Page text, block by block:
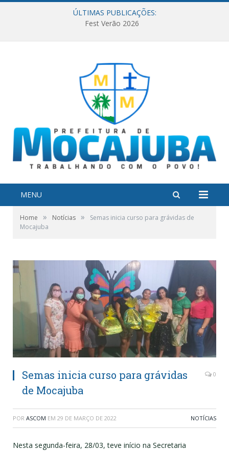
ÚLTIMAS PUBLICAÇÕES:
Fest Verão 2026
MENU
Home » Notícias »
Semas inicia curso para grávidas de
Mocajuba
Semas inicia curso para grávidas
de Mocajuba
0
POR ASCOM EM 29 DE MARÇO DE 2022 NOTÍCIAS
Nesta segunda-feira, 28/03, teve início na Secretaria